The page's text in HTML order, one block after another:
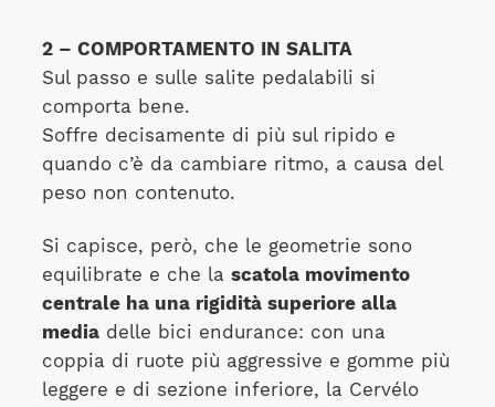
2 – COMPORTAMENTO IN SALITA
Sul passo e sulle salite pedalabili si
comporta bene.
Soffre decisamente di più sul ripido e
quando c’è da cambiare ritmo, a causa del
peso non contenuto.
Si capisce, però, che le geometrie sono
equilibrate e che la scatola movimento
centrale ha una rigidità superiore alla
mediadelle bici endurance: con una
coppia di ruote più aggressive e gomme più
leggere e di sezione inferiore, la Cervélo